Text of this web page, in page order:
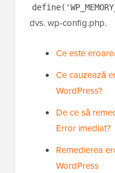
dvs. wp-config.php.
Ce este
Ce cauzează
WordPress?
De ce să
Error imediat?
Remedierea
WordPress